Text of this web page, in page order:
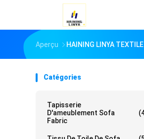
Aperçu HAINING LINYA
Catégories
Tapisserie
D'ameublement Sofa
Fabric